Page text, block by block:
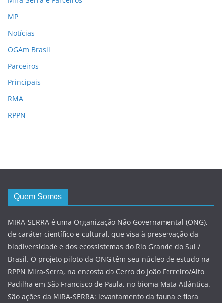
MP
Notícias
OGAm Brasil
Parceiros
Principais
RMA
RPPN
Quem Somos
MIRA-SERRA é uma Organização Não Governamental (ONG),
de caráter científico e cultural, que visa à preservação da
biodiversidade e dos ecossistemas do Rio Grande do Sul /
Brasil. O projeto piloto da ONG têm seu núcleo de estudo na
RPPN Mira-Serra, na encosta do Cerro do João Ferreiro/Alto
Padilha em São Francisco de Paula, no bioma Mata Atlântica.
São ações da MIRA-SERRA: levantamento da fauna e flora